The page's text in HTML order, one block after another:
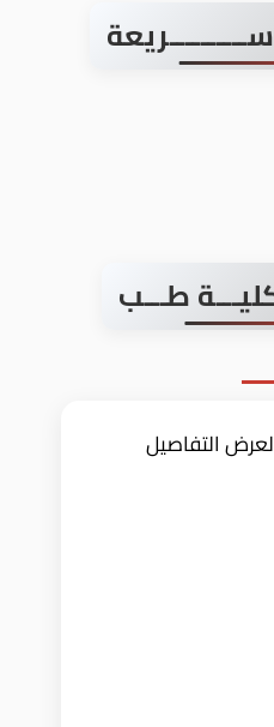
طـــب
لعرض التفاصيل